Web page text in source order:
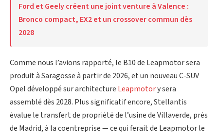
Ford et Geely créent une joint venture à Valence :
Bronco compact, EX2 et un crossover commun dès
2028
Comme nous l’avions rapporté, le B10 de Leapmotor sera
produit à Saragosse à partir de 2026, et un nouveau C-SUV
Opel développé sur architecture Leapmotory sera
assemblé dès 2028. Plus significatif encore, Stellantis
évalue le transfert de propriété de l’usine de Villaverde, près
de Madrid, à la coentreprise — ce qui ferait de Leapmotor le